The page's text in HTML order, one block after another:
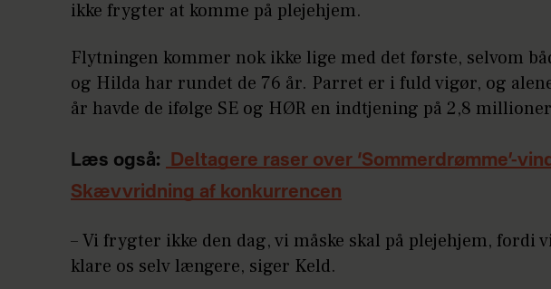
ikke frygter at komme på plejehjem.
Flytningen kommer nok ikke lige med det første, selvom
og Hilda har rundet de 76 år. Parret er i fuld vigør, og
år havde de ifølge SE og HØR en indtjening på 2,8
Læs også:
Deltagere raser over ‘Sommerdrømme’-
Skævvridning af konkurrencen
– Vi frygter ikke den dag, vi måske skal på plejehjem, fordi
klare os selv længere, siger Keld.